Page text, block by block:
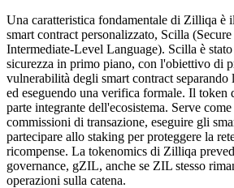
Una caratteristica fondamentale di Zilliqa è
smart contract personalizzato, Scilla
Intermediate-Level Language). Scilla è
sicurezza in primo piano, con l'obiettivo di
vulnerabilità degli smart contract separando
ed eseguendo una verifica formale. Il
parte integrante dell'ecosistema. Serve
commissioni di transazione, eseguire gli
partecipare allo staking per proteggere la
ricompense. La tokenomics di Zilliqa
governance, gZIL, anche se ZIL stesso
operazioni sulla catena.